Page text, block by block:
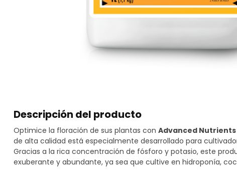
Descripción del producto
Optimice la floración de sus plantas con Advanced Nutrients
de alta calidad está especialmente desarrollado para
Gracias a la rica concentración de fósforo y potasio, este
exuberante y abundante, ya sea que cultive en hidroponía,